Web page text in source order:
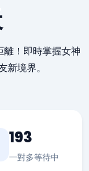
！即時掌握女神
境界。
193
一對多等待中